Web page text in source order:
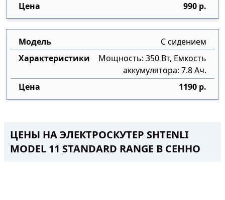
990 р.
С сидением
Мощность: 350 Вт, Емкость
аккумулятора: 7.8 Ач.
1190 р.
ЦЕНЫ НА ЭЛЕКТРОСКУТЕР SHTENLI
MODEL 11 STANDARD RANGE В СЕННО